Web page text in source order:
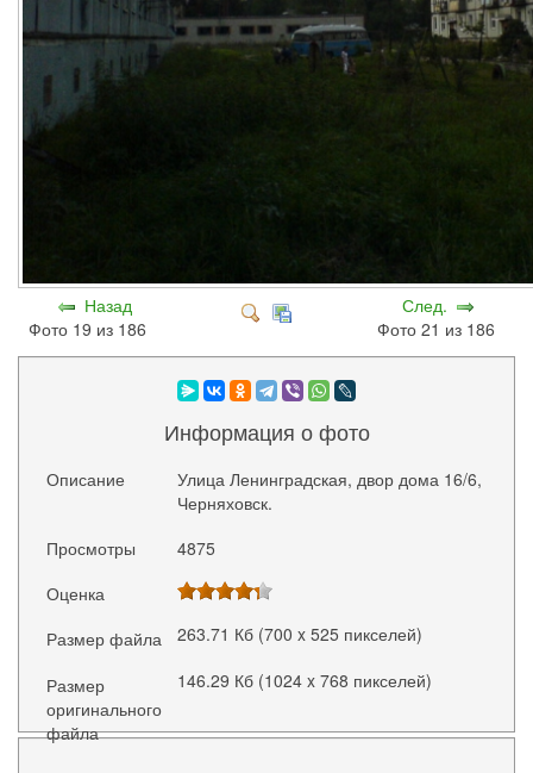
Назад
Фото 19 из 186
След.
Фото 21 из 186
Информация о фото
Описание
Улица Ленинградская, двор дома 16/6,
Черняховск.
Просмотры
4875
Оценка
Размер файла
263.71 Кб (700 x 525 пикселей)
Размер
оригинального
файла
146.29 Кб (1024 x 768 пикселей)